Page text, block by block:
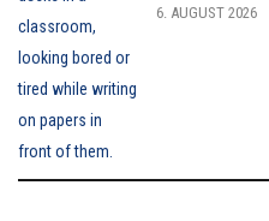
6. AUGUST 2026